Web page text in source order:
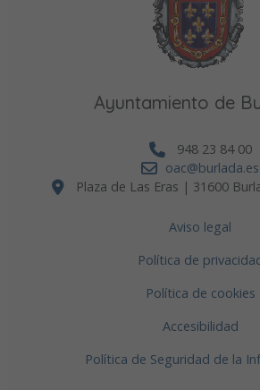
Ayuntamiento de
948 23 84 00
oac@burlada.es
Plaza de Las Eras | 31600
Aviso legal
Política de
Política de cookies
Accesibilidad
Política de Seguridad de la